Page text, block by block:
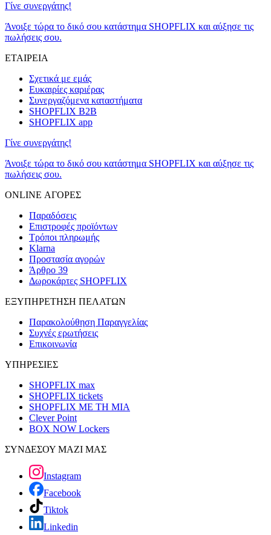
Γίνε συνεργάτης!
Άνοιξε τώρα το δικό σου κατάστημα SHOPFLIX και αύξησε τις
πωλήσεις σου.
ΕΤΑΙΡΕΙΑ
Σχετικά με εμάς
Ευκαιρίες καριέρας
Συνεργαζόμενα καταστήματα
SHOPFLIX B2B
SHOPFLIX app
Γίνε συνεργάτης!
Άνοιξε τώρα το δικό σου κατάστημα SHOPFLIX και αύξησε τις
πωλήσεις σου.
ONLINE ΑΓΟΡΕΣ
Παραδόσεις
Επιστροφές προϊόντων
Τρόποι πληρωμής
Klarna
Προστασία αγορών
Άρθρο 39
Δωροκάρτες SHOPFLIX
ΕΞΥΠΗΡΕΤΗΣΗ ΠΕΛΑΤΩΝ
Παρακολούθηση Παραγγελίας
Συχνές ερωτήσεις
Επικοινωνία
ΥΠΗΡΕΣΙΕΣ
SHOPFLIX max
SHOPFLIX tickets
SHOPFLIX ΜΕ ΤΗ ΜΙΑ
Clever Point
BOX NOW Lockers
ΣΥΝΔΕΣΟΥ ΜΑΖΙ ΜΑΣ
Instagram
Facebook
Tiktok
Linkedin